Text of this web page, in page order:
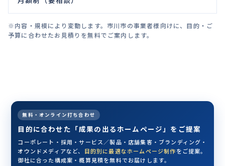
※内容・規模により変動します。市川市の事業者様向けに、目的・ご
予算に合わせたお見積りを無料でご案内します。
無料・オンライン打ち合わせ
目的に合わせた「成果の出るホームページ」をご提案
コーポレート・採用・サービス／製品・店舗集客・ブランディング・
オウンドメディアなど、 目的別に最適なホームページ制作をご提案。
御社に合った構成案・概算見積を無料でお届けします。